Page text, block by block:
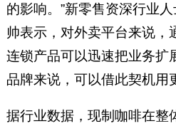
的影响。”新零售资深行业
帅表示，对外卖平台来说，
连锁产品可以迅速把业务扩
品牌来说，可以借此契机用
据行业数据，现制咖啡在整